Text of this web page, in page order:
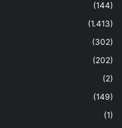
(144)
(1.413)
(302)
(202)
(2)
(149)
(1)